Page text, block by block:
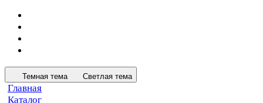
Темная тема Светлая тема
Главная
Каталог